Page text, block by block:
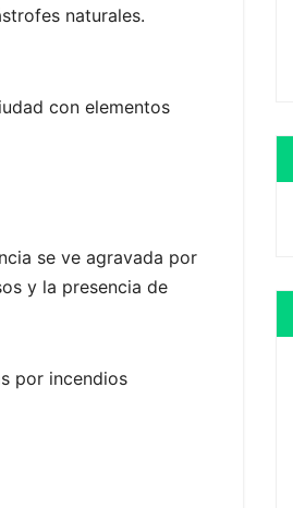
naturales.
con elementos
se ve agravada por
y la presencia de
por incendios